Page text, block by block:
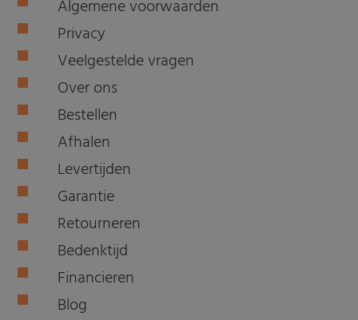
Algemene voorwaarden
Privacy
Veelgestelde vragen
Over ons
Bestellen
Afhalen
Levertijden
Garantie
Retourneren
Bedenktijd
Financieren
Blog